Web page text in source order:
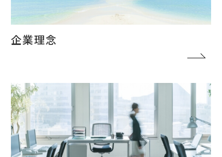
企業理念